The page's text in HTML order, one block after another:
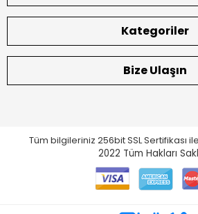
Kategoriler
Bize Ulaşın
Tüm bilgileriniz 256bit SSL Sertifikası
2022 Tüm Hakları